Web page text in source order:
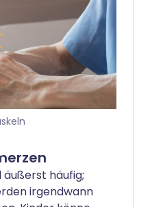
äußerst häufig;
irgendwann